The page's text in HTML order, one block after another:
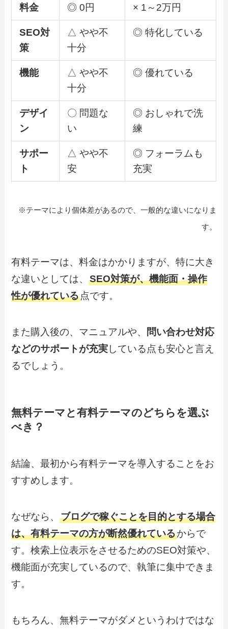
料金 ◎ 0円 × 1～2万円
SEO対
策
△ やや不
十分
◎ 特化している
機能
△ やや不
十分
◎ 優れている
デザイ
ン
〇 問題な
い
◎ おしゃれで洗
練
サポー
ト
△ やや不
安
◎ フォーラムも
充実
※テーマにより個体差があるので、一般的な違いになりま
す。
有料テーマは、料金はかかりますが、特に大き
な違いとしては、SEO対策が、機能面・操作
性が優れている点です。
また購入後の、マニュアルや、
問い合わせ対応
などのサポートが充実している点も安心と言え
るでしょう。
無料テーマと有料テーマのどちらを選ぶ
べき？
結論、最初から有料テーマを導入することをお
すすめします。
なぜなら、ブログで稼ぐことを目的とする場合
は、有料テーマの方が断然優れているからで
す。検索上位表示をさせるためのSEO対策や、
機能面が充実しているので、執筆に集中できま
す。
もちろん、無料テーマがダメというわけではな